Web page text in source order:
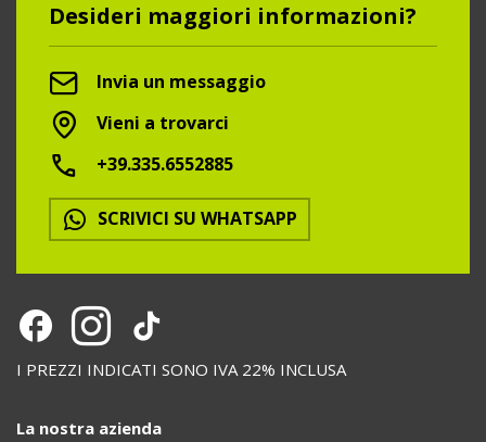
Desideri maggiori informazioni?
Invia un messaggio
Vieni a trovarci
+39.335.6552885
SCRIVICI SU WHATSAPP
I PREZZI INDICATI SONO IVA 22% INCLUSA
La nostra azienda